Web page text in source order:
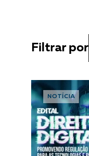
Filtrar por
NOTÍCIA